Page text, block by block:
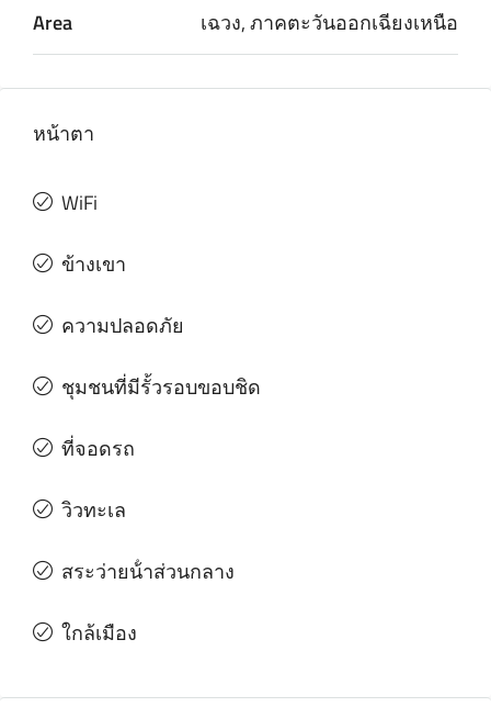
Area เฉวง, ภาคตะวันออกเฉียงเหนือ
หน้าตา
WiFi
ข้างเขา
ความปลอดภัย
ชุมชนที่มีรั้วรอบขอบชิด
ที่จอดรถ
วิวทะเล
สระว่ายน้ําส่วนกลาง
ใกล้เมือง